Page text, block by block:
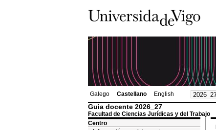
Galego Castellano English
Guia docente 2026_27
Facultad de Ciencias Jurídicas y del Trabajo
Centro